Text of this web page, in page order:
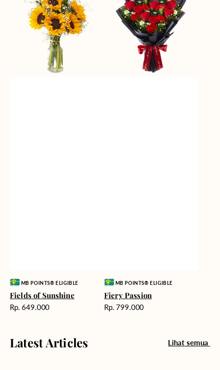
Sunshine
Vendor:MB POINTS® ELIGIBLE
Fields of Sunshine
Harga
Rp. 649.000
Vendor:MB POINTS® ELIGIBLE
Fiery Passion
Harga
Rp. 799.000
Latest Articles Lihat semua